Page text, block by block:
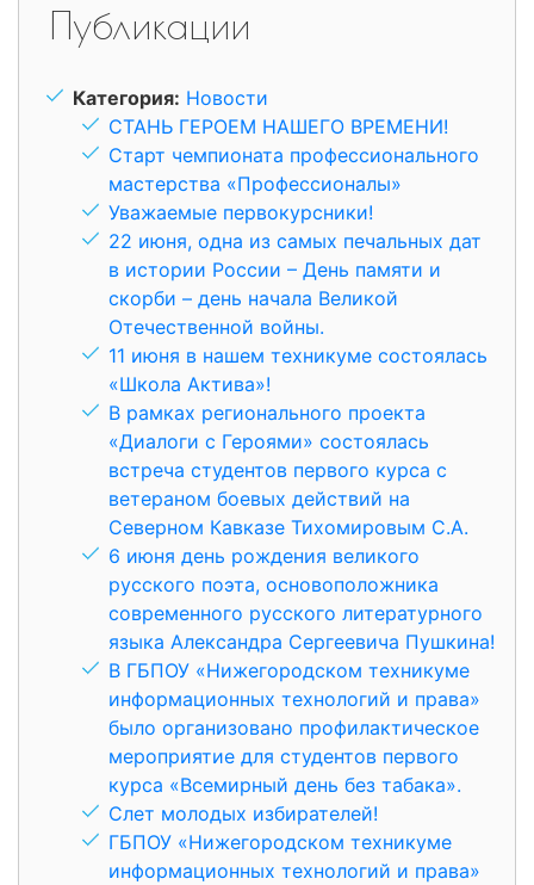
Публикации
Категория: Новости
СТАНЬ ГЕРОЕМ НАШЕГО ВРЕМЕНИ!
Старт чемпионата профессионального
мастерства «Профессионалы»
Уважаемые первокурсники!
22 июня, одна из самых печальных дат
в истории России – День памяти и
скорби – день начала Великой
Отечественной войны.
11 июня в нашем техникуме состоялась
«Школа Актива»!
В рамках регионального проекта
«Диалоги с Героями» состоялась
встреча студентов первого курса с
ветераном боевых действий на
Северном Кавказе Тихомировым С.А.
6 июня день рождения великого
русского поэта, основоположника
современного русского литературного
языка Александра Сергеевича Пушкина!
В ГБПОУ «Нижегородском техникуме
информационных технологий и права»
было организовано профилактическое
мероприятие для студентов первого
курса «Всемирный день без табака».
Слет молодых избирателей!
ГБПОУ «Нижегородском техникуме
информационных технологий и права»